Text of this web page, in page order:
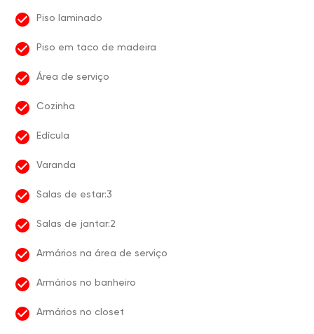
Piso laminado
Piso em taco de madeira
Área de serviço
Cozinha
Edícula
Varanda
Salas de estar:3
Salas de jantar:2
Armários na área de serviço
Armários no banheiro
Armários no closet